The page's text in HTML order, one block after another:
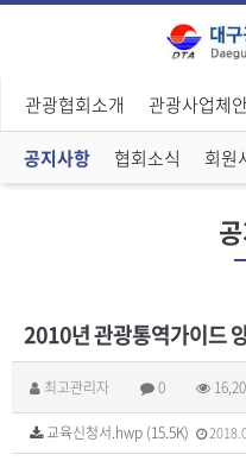
관광협회소개 관광사업체
공지사항 협회소식 회원
2010년 관광통역가이드
최고관리자 0
교육신청서.hwp (15.5K)